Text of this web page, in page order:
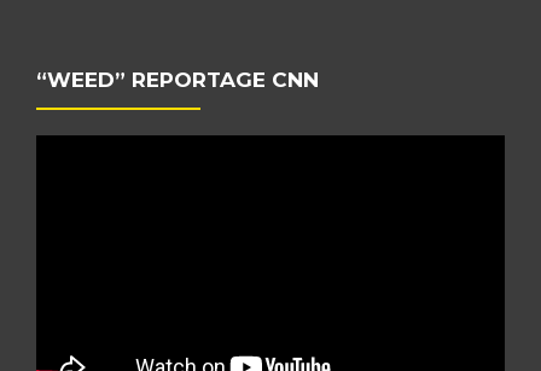
“WEED” REPORTAGE CNN